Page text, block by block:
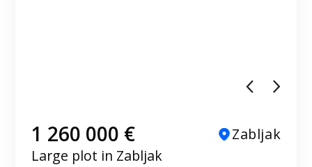
1 260 000 €
Zabljak
Large plot in Zabljak